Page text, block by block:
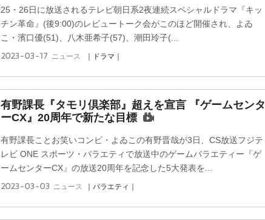
25・26日に放送されるテレビ朝日系2夜連続スペシャルドラマ『キッ
チン革命』(後9:00)のレビュートーク会がこのほど開催され、よゐ
こ・濱口優(51)、八木亜希子(57)、潮田玲子(...
2023-03-17 ニュース ｜ドラマ｜
有野課長『タモリ倶楽部』超えを宣言 『ゲームセンタ
ーCX』20周年で新たな目標
有野課長ことお笑いコンビ・よゐこの有野晋哉が3日、CS放送フジテ
レビ ONE スポーツ・バラエティで放送中のゲームバラエティー『ゲ
ームセンターCX』の放送20周年を記念した5大発表を...
2023-03-03 ニュース ｜バラエティ｜